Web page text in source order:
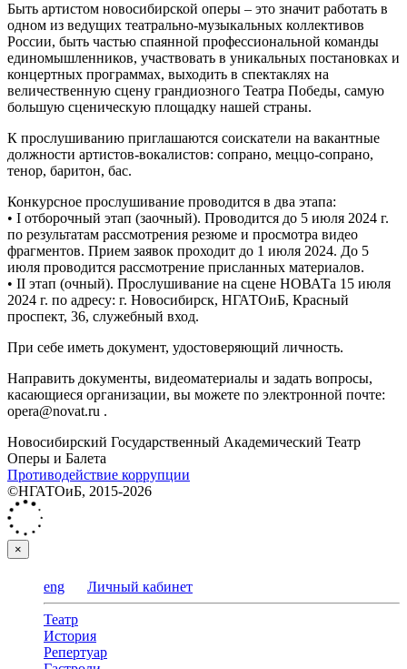
Быть артистом новосибирской оперы ‒ это значит работать в
одном из ведущих театрально-музыкальных коллективов
России, быть частью спаянной профессиональной команды
единомышленников, участвовать в уникальных постановках и
концертных программах, выходить в спектаклях на
величественную сцену грандиозного Театра Победы, самую
большую сценическую площадку нашей страны.
К прослушиванию приглашаются соискатели на вакантные
должности артистов-вокалистов: сопрано, меццо-сопрано,
тенор, баритон, бас.
Конкурсное прослушивание проводится в два этапа:
• I отборочный этап (заочный). Проводится до 5 июля 2024 г.
по результатам рассмотрения резюме и просмотра видео
фрагментов. Прием заявок проходит до 1 июля 2024. До 5
июля проводится рассмотрение присланных материалов.
• II этап (очный). Прослушивание на сцене НОВАТа 15 июля
2024 г. по адресу: г. Новосибирск, НГАТОиБ, Красный
проспект, 36, служебный вход.
При себе иметь документ, удостоверяющий личность.
Направить документы, видеоматериалы и задать вопросы,
касающиеся организации, вы можете по электронной почте:
opera@novat.ru .
Новосибирский Государственный Академический Театр
Оперы и Балета
Противодействие коррупции
©НГАТОиБ, 2015-2026
×
eng Личный кабинет
Театр
История
Репертуар